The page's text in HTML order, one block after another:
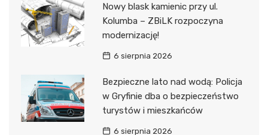
Nowy blask kamienic przy ul.
Kolumba – ZBiLK rozpoczyna
modernizację!
6 sierpnia 2026
Bezpieczne lato nad wodą: Policja
w Gryfinie dba o bezpieczeństwo
turystów i mieszkańców
6 sierpnia 2026